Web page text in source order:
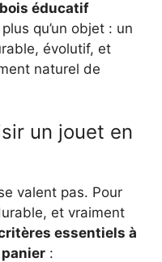
éducatif
qu’un objet : un
évolutif, et
naturel de
un jouet en
valent pas. Pour
et vraiment
essentiels à
: